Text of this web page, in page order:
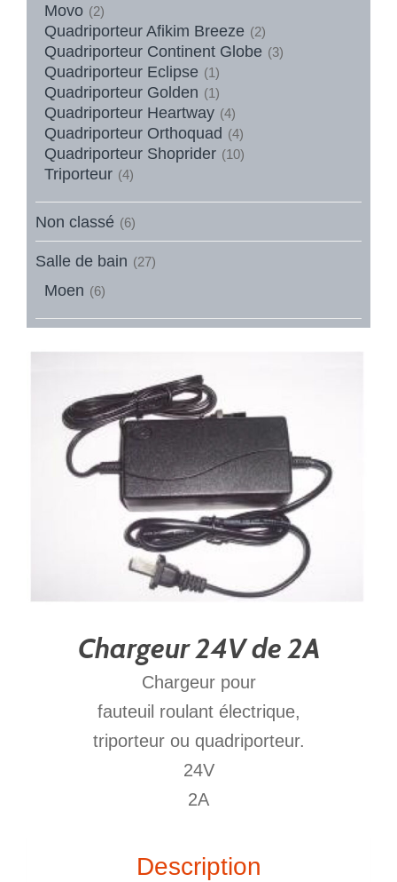
Movo (2)
Quadriporteur Afikim Breeze (2)
Quadriporteur Continent Globe (3)
Quadriporteur Eclipse (1)
Quadriporteur Golden (1)
Quadriporteur Heartway (4)
Quadriporteur Orthoquad (4)
Quadriporteur Shoprider (10)
Triporteur (4)
Non classé (6)
Salle de bain (27)
Moen (6)
Chargeur 24V de 2A
Chargeur pour
fauteuil roulant électrique,
triporteur ou quadriporteur.
24V
2A
Description